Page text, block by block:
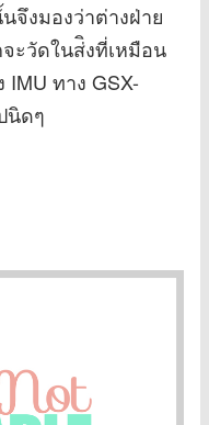
จึงมองว่าต่างฝ่าย
ะวัดในส่ิงที่เหมือน
ทาง GSX-
นิดๆ